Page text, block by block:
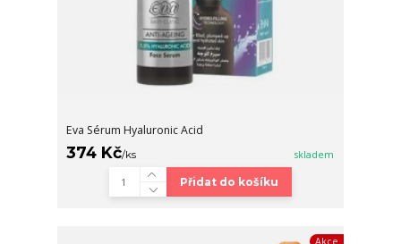
Eva Sérum Hyaluronic Acid
374 Kč/ks skladem
Přidat do košíku
Akce